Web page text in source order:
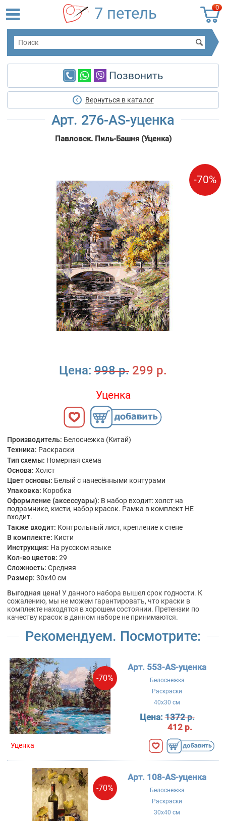
0
7 петель
Позвонить
Вернуться в каталог
Арт. 276-AS-уценка
Павловск. Пиль-Башня (Уценка)
-70%
Цена: 998 р. 299 р.
Уценка
Производитель: Белоснежка (Китай)
Техника: Раскраски
Тип схемы: Номерная схема
Основа: Холст
Цвет основы: Белый с нанесёнными контурами
Упаковка: Коробка
Оформление (аксессуары): В набор входит: холст на
подрамнике, кисти, набор красок. Рамка в комплект НЕ
входит.
Также входит: Контрольный лист, крепление к стене
В комплекте: Кисти
Инструкция: На русском языке
Кол-во цветов: 29
Сложность: Средняя
Размер: 30x40 см
Выгодная цена! У данного набора вышел срок годности. К
сожалению, мы не можем гарантировать, что краски в
комплекте находятся в хорошем состоянии. Претензии по
качеству красок в данном наборе не принимаются.
Рекомендуем. Посмотрите:
-70%
Арт. 553-AS-уценка
Белоснежка
Раскраски
40x30 см
Цена:1372 р.
412 р.
Уценка
-70%
Арт. 108-AS-уценка
Белоснежка
Раскраски
30x40 см